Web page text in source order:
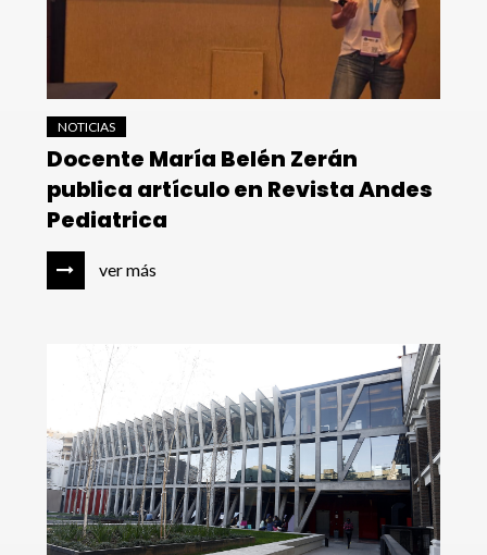
NOTICIAS
Docente María Belén Zerán
publica artículo en Revista Andes
Pediatrica
ver más